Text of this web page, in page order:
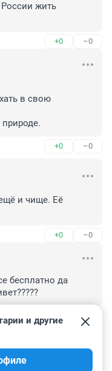
жить
+0 –0
в свою
+0 –0
и чище. Её
+0 –0
бесплатно да
–0
и другие